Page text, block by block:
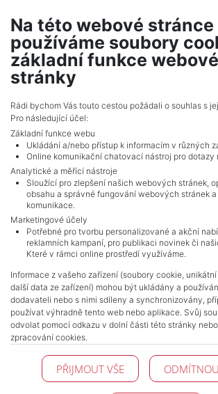
Land for sale / field / 8667 m2
Vinaře
381,348 CZK (real estate) Price
Adverts total7.
NAVIGACE
Terms and conditions
Protection of personal
Real estate's
Contact
Cookie processing
KONTAKT
Pražské reality
Na této webové stránce
používáme soubory
základní funkce webové
stránky
Rádi bychom Vás touto cestou požádali o souhlas s
Pro následující účel:
Základní funkce webu
Ukládání a/nebo přístup k informacím v různých
Online komunikační chatovací nástroj pro dotazy
Analytické a měřící nástroje
Sloužící pro zlepšení našich webových stránek,
obsahu a správné fungování webových stránek
komunikace.
Marketingové účely
Potřebné pro tvorbu personalizované a akční
reklamních kampaní, pro publikaci novinek či
Které v rámci online prostředí využíváme.
Informace z vašeho zařízení (soubory cookie,
další data ze zařízení) mohou být ukládány a
dodavateli nebo s nimi sdíleny a synchronizovány,
používat výhradně tento web nebo aplikace. Svůj
odvolat pomocí odkazu v dolní části této stránky
zpracování cookies.
PŘIJMOUT VŠE